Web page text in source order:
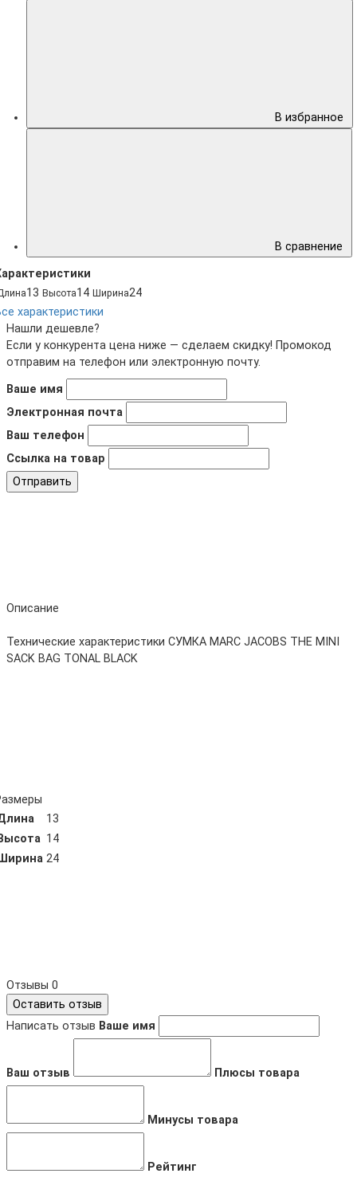
В избранное
В сравнение
13 Высота14 Ширина24
характеристики
Нашли дешевле?
Если у конкурента цена ниже — сделаем скидку! Промокод
отправим на телефон или электронную почту.
Ваше имя
Электронная почта
Ваш телефон
Ссылка на товар
Отправить
Описание
Технические характеристики СУМКА MARC JACOBS THE MINI
SACK BAG TONAL BLACK
13
14
24
Отзывы 0
Оставить отзыв
Написать отзыв Ваше имя
Ваш отзыв Плюсы товара
Минусы товара
Рейтинг